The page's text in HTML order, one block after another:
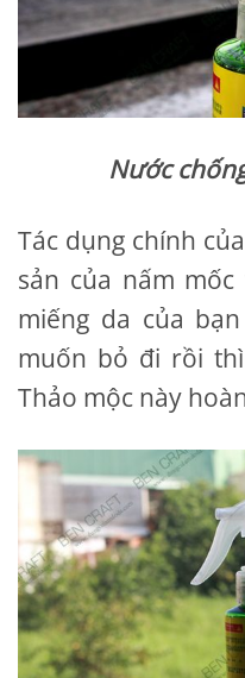
Nước
Tác dụng chính
sản của nấm
miếng da của
muốn bỏ đi rồi
Thảo mộc này